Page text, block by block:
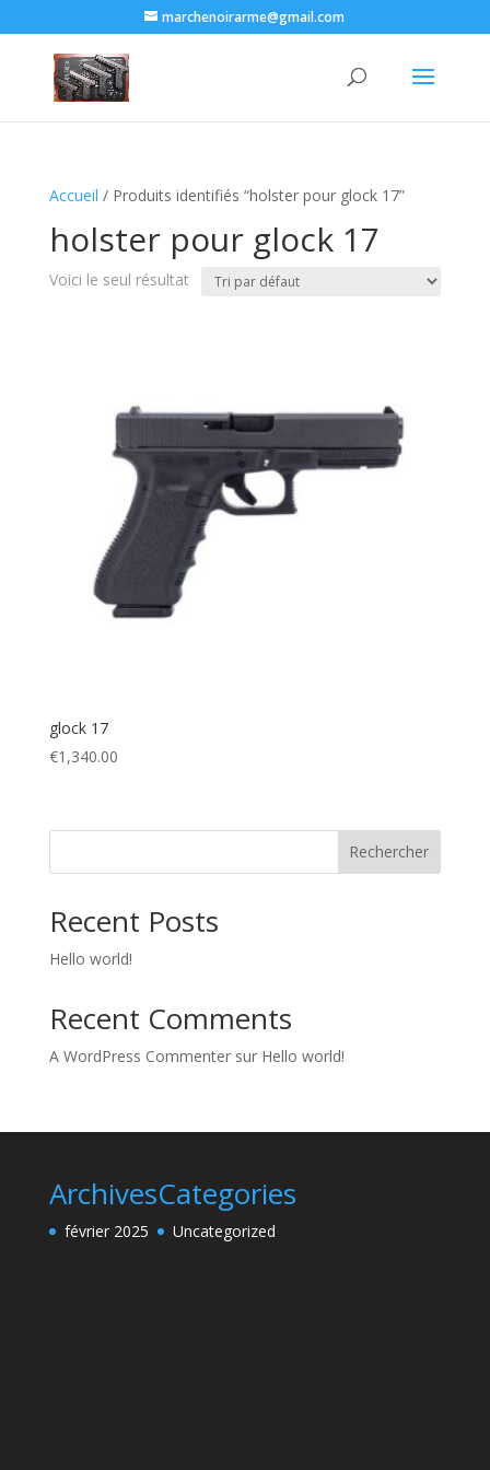
marchenoirarme@gmail.com
Accueil / Produits identifiés “holster pour glock 17​”
holster pour glock 17​
Voici le seul résultat
glock 17
€1,340.00
Rechercher
Recent Posts
Hello world!
Recent Comments
A WordPress Commentersur Hello world!
Archives
février 2025
Categories
Uncategorized